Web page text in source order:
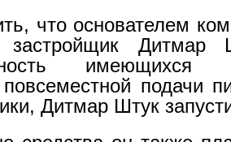
что основателем
застройщик Дитмар
повсеместной подачи
Дитмар Штук